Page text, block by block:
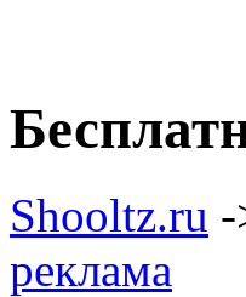
Shooltz.ru -
реклама